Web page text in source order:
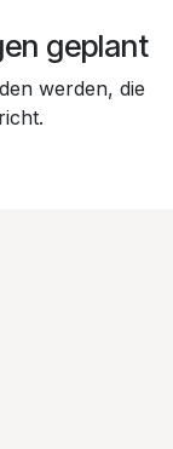
geplant
werden, die